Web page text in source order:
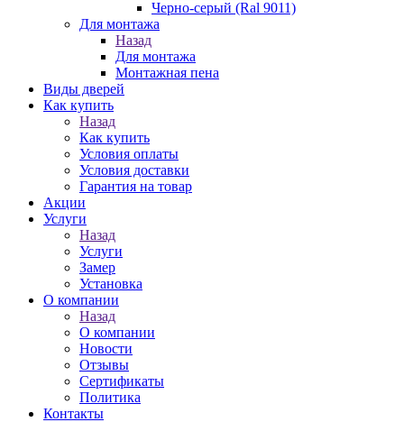
Черно-серый (Ral 9011)
Для монтажа
Назад
Для монтажа
Монтажная пена
Виды дверей
Как купить
Назад
Как купить
Условия оплаты
Условия доставки
Гарантия на товар
Акции
Услуги
Назад
Услуги
Замер
Установка
О компании
Назад
О компании
Новости
Отзывы
Сертификаты
Политика
Контакты